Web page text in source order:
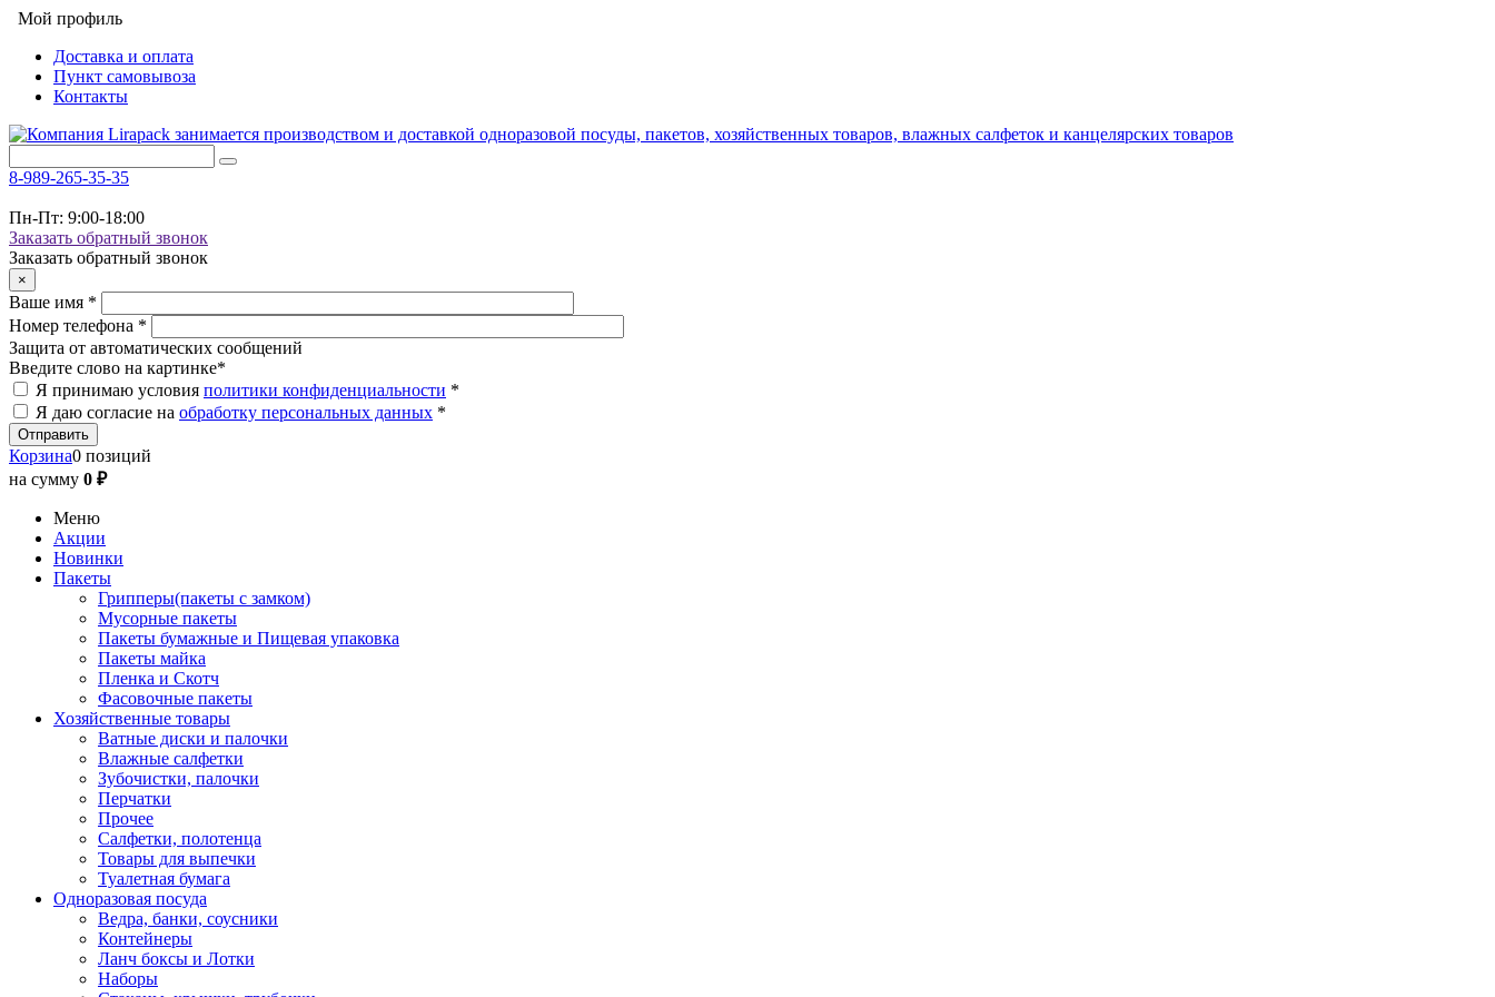
Мой профиль
Доставка и оплата
Пункт самовывоза
Контакты
8-989-265-35-35
Пн-Пт: 9:00-18:00
Заказать обратный звонок
Заказать обратный звонок
×
Ваше имя *
Номер телефона *
Защита от автоматических сообщений
Введите слово на картинке*
Я принимаю условия политики конфиденциальности *
Я даю согласие на обработку персональных данных *
Корзина0 позиций
на сумму 0 ₽
Меню
Акции
Новинки
Пакеты
Грипперы(пакеты с замком)
Мусорные пакеты
Пакеты бумажные и Пищевая упаковка
Пакеты майка
Пленка и Скотч
Фасовочные пакеты
Хозяйственные товары
Ватные диски и палочки
Влажные салфетки
Зубочистки, палочки
Перчатки
Прочее
Салфетки, полотенца
Товары для выпечки
Туалетная бумага
Одноразовая посуда
Ведра, банки, соусники
Контейнеры
Ланч боксы и Лотки
Наборы